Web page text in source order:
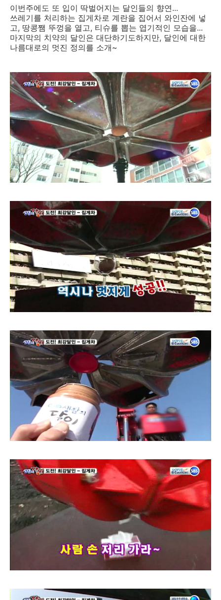
이번주에도 또 입이 딱벌어지는 달인들의 향연...
쓰레기를 처리하는 집게차로 계란을 집어서 와인잔에 넣
고, 땅콩쨈 뚜껑을 열고, 티슈를 뽑는 엽기적인 모습을...
마지막의 치약의 달인은 대단하기도하지만, 달인에 대한
나름대로의 멋진 정의를 소개~